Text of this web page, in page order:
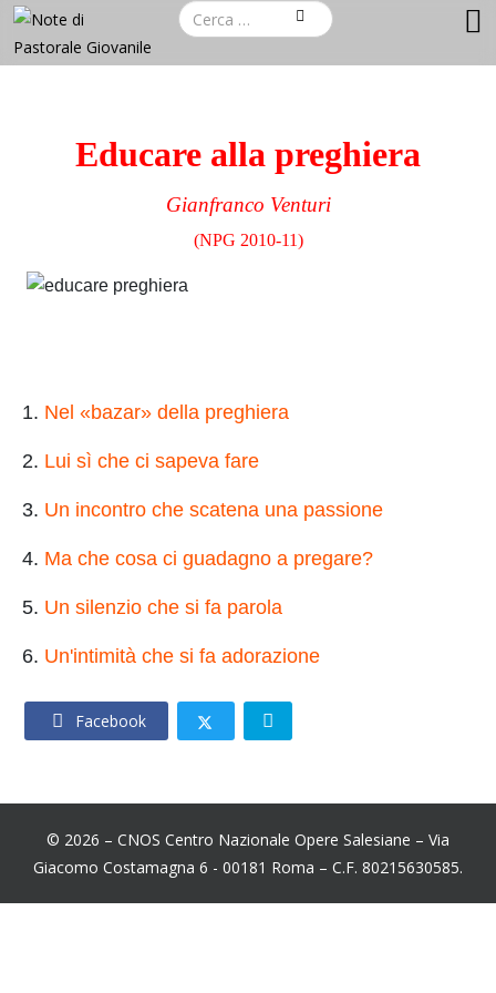
Educare alla preghiera
Gianfranco Venturi
(NPG 2010-11)
1. Nel «bazar» della preghiera
2. Lui sì che ci sapeva fare
3. Un incontro che scatena una passione
4. Ma che cosa ci guadagno a pregare?
5. Un silenzio che si fa parola
6. Un'intimità che si fa adorazione
Facebook
© 2026 – CNOS Centro Nazionale Opere Salesiane – Via
Giacomo Costamagna 6 - 00181 Roma – C.F. 80215630585.